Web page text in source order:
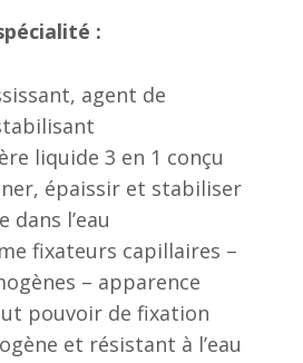
:
agent de
liquide 3 en 1 conçu
épaissir et stabiliser
dans l’eau
fixateurs capillaires –
– apparence
pouvoir de fixation
et résistant à l’eau